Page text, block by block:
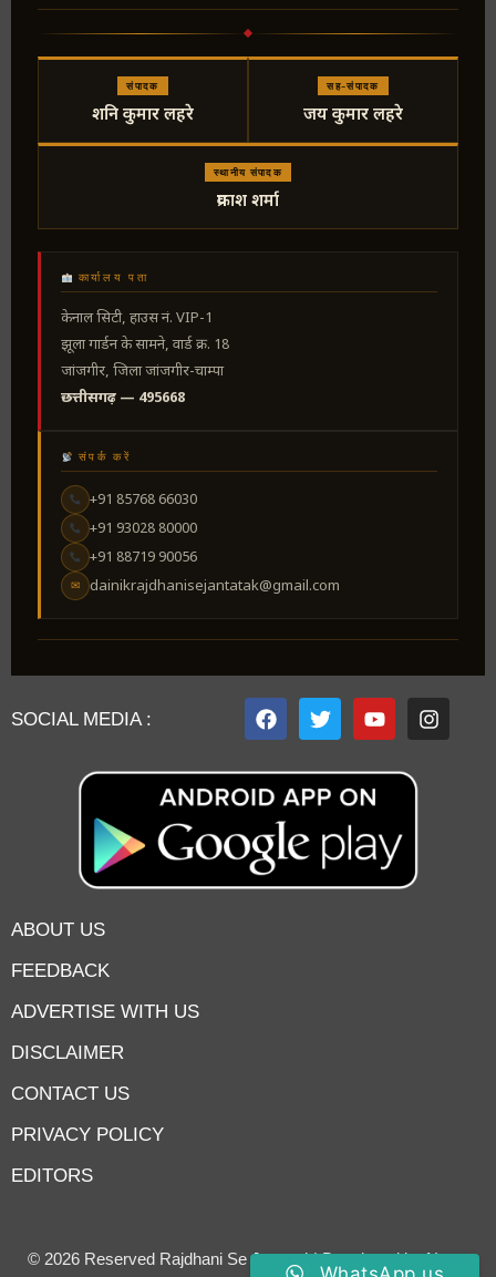
संपादक
शनि कुमार लहरे
सह-संपादक
जय कुमार लहरे
स्थानीय संपादक
प्रकाश शर्मा
कार्यालय पता
केनाल सिटी, हाउस नं. VIP-1
झूला गार्डन के सामने, वार्ड क्र. 18
जांजगीर, जिला जांजगीर-चाम्पा
छत्तीसगढ़ — 495668
संपर्क करें
+91 85768 66030
+91 93028 80000
+91 88719 90056
✉ dainikrajdhanisejantatak@gmail.com
SOCIAL MEDIA :
ABOUT US
FEEDBACK
ADVERTISE WITH US
DISCLAIMER
CONTACT US
PRIVACY POLICY
EDITORS
© 2026 Reserved Rajdhani Se Jantatak| Developed byNews